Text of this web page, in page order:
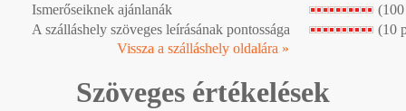
Ismerőseiknek ajánlanák
A szálláshely szöveges leírásának pontossága
(10
Vissza a szálláshely oldalára »
Szöveges értékelések